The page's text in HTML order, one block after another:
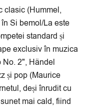
clasic (Hummel,
Si bemol/La este
standard și
exclusiv în muzica
No. 2", Händel
și pop (Maurice
deși înrudit cu
mai cald, fiind